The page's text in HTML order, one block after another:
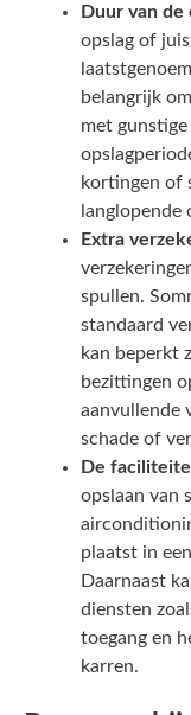
Duur van de
opslag of
belangrijk
met
kortingen of
langlopende
Extra
spullen.
standaard
kan beperkt
bezittingen
aanvullende
schade of
De
opslaan van
plaatst in
Daarnaast
diensten
toegang en
karren.